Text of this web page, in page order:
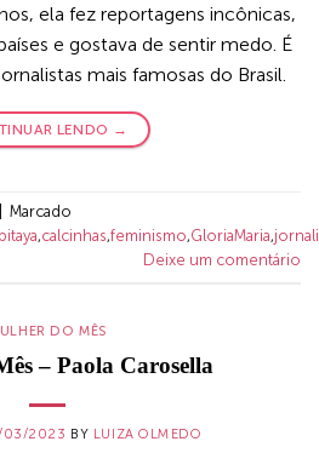
ela fez reportagens incônicas,
e gostava de sentir medo. É
mais famosas do Brasil.
LENDO →
Marcado
,calcinhas,feminismo,GloriaMaria,
Deixe um comentário
DO MÊS
– Paola Carosella
03/2023 BY LUIZA OLMEDO